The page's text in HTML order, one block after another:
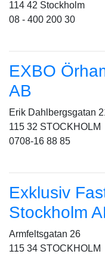
114 42 Stockholm
08 - 400 200 30
EXBO
AB
Erik Dahlbergsgatan
115 32 STOCKHOLM
0708-16 88 85
Exklusiv
Stockholm
Armfeltsgatan 26
115 34 STOCKHOLM